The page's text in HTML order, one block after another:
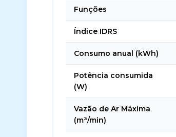
Funções
Índice IDRS
Consumo anual (kWh)
Potência consumida
(W)
Vazão de Ar Máxima
(m³/min)